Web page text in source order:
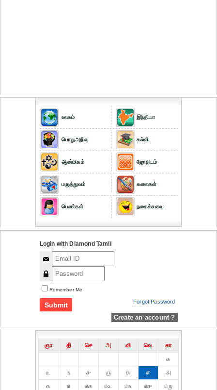
உலகம்
பொதுஅறிவு
ஆன்மிகம்
மருத்துவம்
பெண்கள்
இந்தியா
கல்வி
ஜோதிடம்
கலைகள்
நகைச்சுவை
Login with Diamond Tamil
Remember Me
Forgot Password
Create an account ?
ஞா தி் செ அ வி வெ
கா
௧
௨
௩ ௪ ௫ ௬ ௭
௮
௯
௰ ௰௧ ௰௨ ௰௩ ௰௪
௰௫